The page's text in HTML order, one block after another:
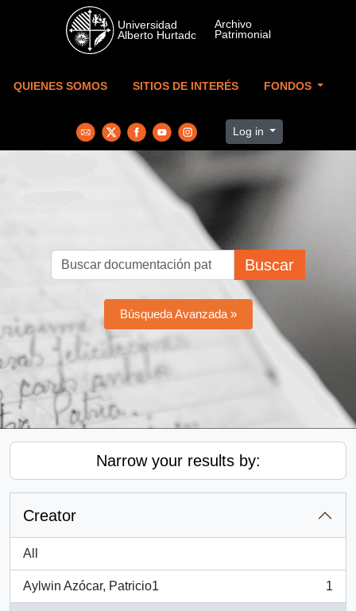
Skip to main content
QUIENES SOMOS SITIOS DE INTERÉS FONDOS
Log in
Buscar
Búsqueda Avanzada »
Narrow your results by:
Creator
All
Aylwin Azócar, Patricio1
, 1 results
1